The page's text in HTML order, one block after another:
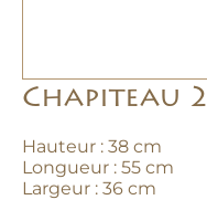
Chapiteau 2
Hauteur : 38 cm
Longueur : 55 cm
Largeur : 36 cm